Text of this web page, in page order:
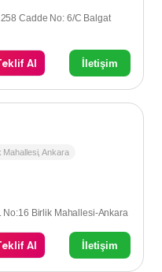
Cadde No: 6/C Balgat
Al İletişim
Mahallesi,Ankara
No:16 Birlik Mahallesi-Ankara
Al İletişim